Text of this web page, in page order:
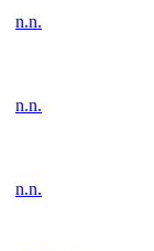
n.n.
n.n.
n.n.